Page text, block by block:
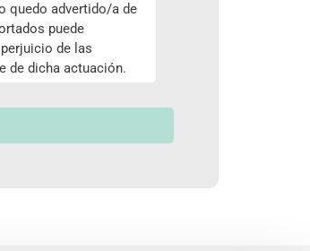
quedo advertido/a de
puede
de las
de dicha actuación.